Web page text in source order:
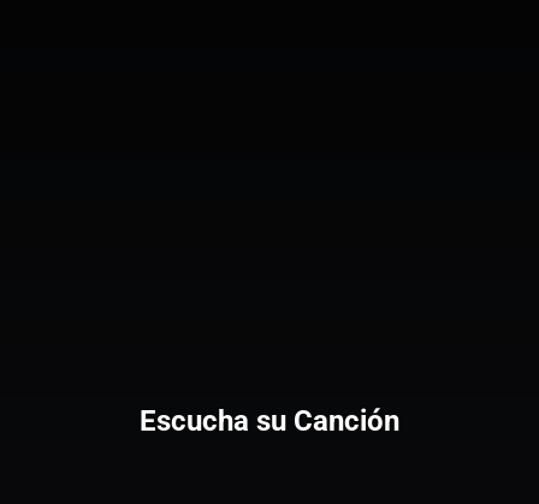
Escucha su Canción